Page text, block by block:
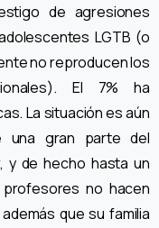
de agresiones
LGTB (o
no reproducen los
El 7% ha
La situación es aún
gran parte del
y de hecho hasta un
profesores no hacen
que su familia